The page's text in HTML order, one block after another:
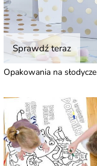
Sprawdź teraz
Opakowania na słodycze